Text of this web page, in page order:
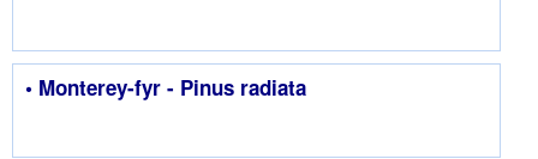
• Monterey-fyr - Pinus radiata